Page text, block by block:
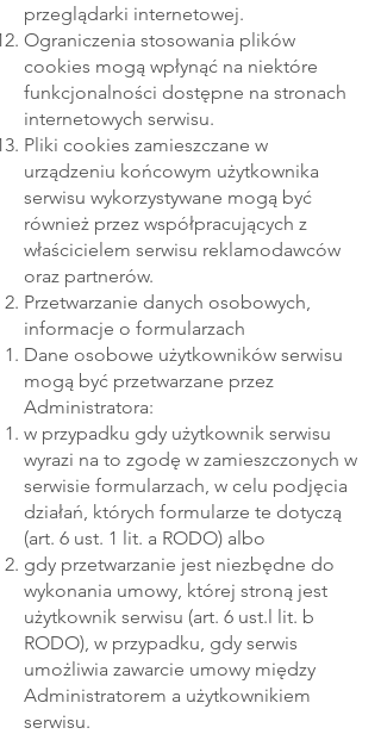
przeglądarki internetowej.
Ograniczenia stosowania plików
cookies mogą wpłynąć na niektóre
funkcjonalności dostępne na stronach
internetowych serwisu.
Pliki cookies zamieszczane w
urządzeniu końcowym użytkownika
serwisu wykorzystywane mogą być
również przez współpracujących z
właścicielem serwisu reklamodawców
oraz partnerów.
Przetwarzanie danych osobowych,
informacje o formularzach
Dane osobowe użytkowników serwisu
mogą być przetwarzane przez
Administratora:
w przypadku gdy użytkownik serwisu
wyrazi na to zgodę w zamieszczonych w
serwisie formularzach, w celu podjęcia
działań, których formularze te dotyczą
(art. 6 ust. 1 lit. a RODO) albo
gdy przetwarzanie jest niezbędne do
wykonania umowy, której stroną jest
użytkownik serwisu (art. 6 ust.l lit. b
RODO), w przypadku, gdy serwis
umożliwia zawarcie umowy między
Administratorem a użytkownikiem
serwisu.